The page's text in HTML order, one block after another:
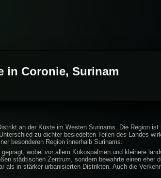
in Coronie, Surinam
an der Küste im Westen Surinams. Die Region ist
zu dichter besiedelten Teilen des Landes
besonderen Region innerhalb Surinams.
wobei vor allem Kokospalmen und kleinere
städtischen Zentrum, sondern bewahrte einen eher
als in stärker urbanisierten Distrikten. Auch die